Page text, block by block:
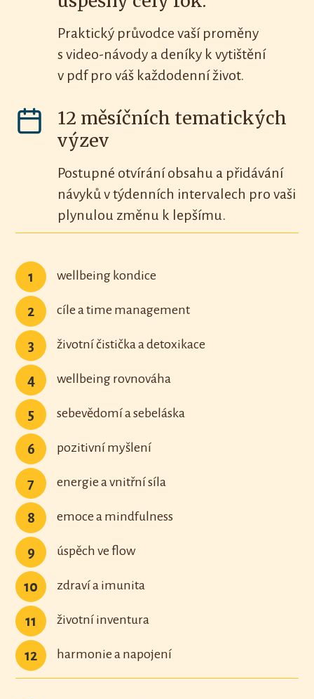
Praktický průvodce vaší proměny
s video-návody a deníky k vytištění
v pdf pro váš každodenní život.
12 měsíčních tematických
výzev
Postupné otvírání obsahu a přidávání
návyků v týdenních intervalech pro vaši
plynulou změnu k lepšímu.
1 wellbeing kondice
2 cíle a time management
3 životní čistička a detoxikace
4 wellbeing rovnováha
5 sebevědomí a sebeláska
6 pozitivní myšlení
7 energie a vnitřní síla
8 emoce a mindfulness
9 úspěch ve flow
10 zdraví a imunita
11 životní inventura
12 harmonie a napojení